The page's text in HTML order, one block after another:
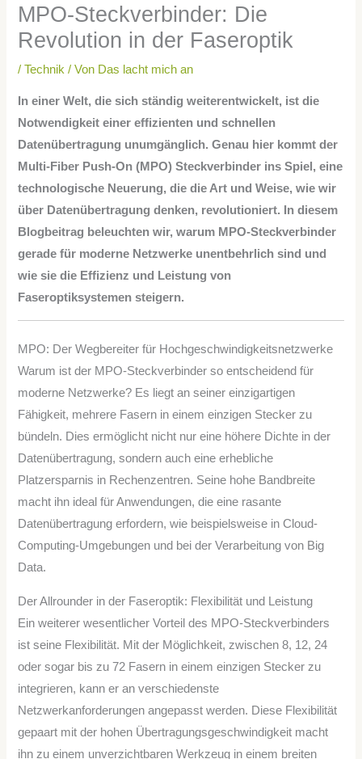
MPO-Steckverbinder: Die
Revolution in der Faseroptik
/Technik / Von Das lacht mich an
In einer Welt, die sich ständig weiterentwickelt, ist die
Notwendigkeit einer effizienten und schnellen
Datenübertragung unumgänglich. Genau hier kommt der
Multi-Fiber Push-On (MPO) Steckverbinder ins Spiel, eine
technologische Neuerung, die die Art und Weise, wie wir
über Datenübertragung denken, revolutioniert. In diesem
Blogbeitrag beleuchten wir, warum MPO-Steckverbinder
gerade für moderne Netzwerke unentbehrlich sind und
wie sie die Effizienz und Leistung von
Faseroptiksystemen steigern.
MPO: Der Wegbereiter für Hochgeschwindigkeitsnetzwerke
Warum ist der MPO-Steckverbinder so entscheidend für
moderne Netzwerke? Es liegt an seiner einzigartigen
Fähigkeit, mehrere Fasern in einem einzigen Stecker zu
bündeln. Dies ermöglicht nicht nur eine höhere Dichte in der
Datenübertragung, sondern auch eine erhebliche
Platzersparnis in Rechenzentren. Seine hohe Bandbreite
macht ihn ideal für Anwendungen, die eine rasante
Datenübertragung erfordern, wie beispielsweise in Cloud-
Computing-Umgebungen und bei der Verarbeitung von Big
Data.
Der Allrounder in der Faseroptik: Flexibilität und Leistung
Ein weiterer wesentlicher Vorteil des MPO-Steckverbinders
ist seine Flexibilität. Mit der Möglichkeit, zwischen 8, 12, 24
oder sogar bis zu 72 Fasern in einem einzigen Stecker zu
integrieren, kann er an verschiedenste
Netzwerkanforderungen angepasst werden. Diese Flexibilität
gepaart mit der hohen Übertragungsgeschwindigkeit macht
ihn zu einem unverzichtbaren Werkzeug in einem breiten